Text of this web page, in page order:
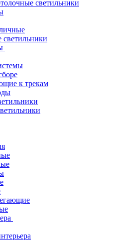
светильники
к трекам